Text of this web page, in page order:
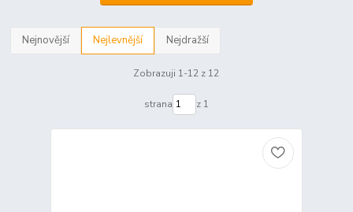
Nejnovější Nejlevnější Nejdražší
Zobrazuji 1-12 z 12
strana z 1